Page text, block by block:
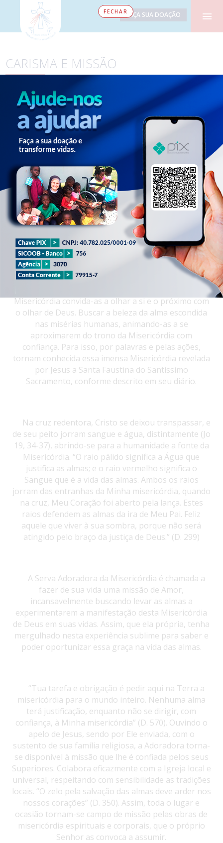
FECHARFAÇA SUA DOAÇÃO
CARISMA E MISSÃO
Misericórdia convida-as a olhar a si e o próximo com
o olhar de Deus. Buscar a beleza da alma escondida
nas misérias humanas, animando-as a se
aproximarem do trono da Misericórdia com
confiança. Para isso, por palavras e pelas ações,
tornam conhecida essa imensa Misericórdia revelada
por Jesus a Santa Faustina do Santíssimo
Sacramento, conforme descrito em seu diário.
Na cruz redentora, Cristo se deixou transpassar, e
de seu peito jorram sangue e água, distintamente (Jo
19, 34-37), abrindo-se para a humanidade a fonte da
Misericórdia. “O raio pálido significa a Água que
justifica as almas; e o raio vermelho significa o
Sangue que é a vida das almas. Ambos os raios
jorram das entranhas da Minha misericórdia, quando
na cruz, Meu Coração foi aberto pela lança. Estes
raios defendem as almas da ira de Meu Pai. Feliz
aquele que viver à sua sombra, porque não será
atingido pelo braço da justiça de Deus.” (D. 299)
A Serva Adoradora da Misericórdia é chamada a
fazer de sua vida uma missão de Amor,
incansavelmente buscando levar as almas a
experimentarem a manifestação desta Misericórdia
de Deus em suas vidas. Assim, que ela própria, tenha
mergulhado nesta experiência sublime para saber e
poder oportunizar essa graça na vida das almas.
“Tua tarefa e obrigação é pedir aqui na Terra a
misericórdia para o mundo inteiro. Nenhuma alma
terá justificação, enquanto não se dirigir, com
confiança, à Minha misericórdia” (D. 570). Ouvindo o
apelo de Jesus, sendo por Ele enviada, com o
sustento de sua família religiosa, a Adoradora torna-
se disponível à missão que lhe é confiada pelos seus
Superiores. Colabora eficazmente com a Igreja local e
universal, respeitando com sensibilidade as tradições
locais. “O zelo pela salvação das almas deve arder nos
nossos corações” (D. 350). Assim, toda o lugar e
ocasião tornam-se campo de missão pelas obras de
misericórdia espirituais e corporais, que o próprio
Senhor as convoca a assumir.